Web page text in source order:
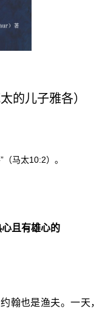
的儿子雅各）
（马太10:2）。
心且有雄心的
翰也是渔夫。一天，